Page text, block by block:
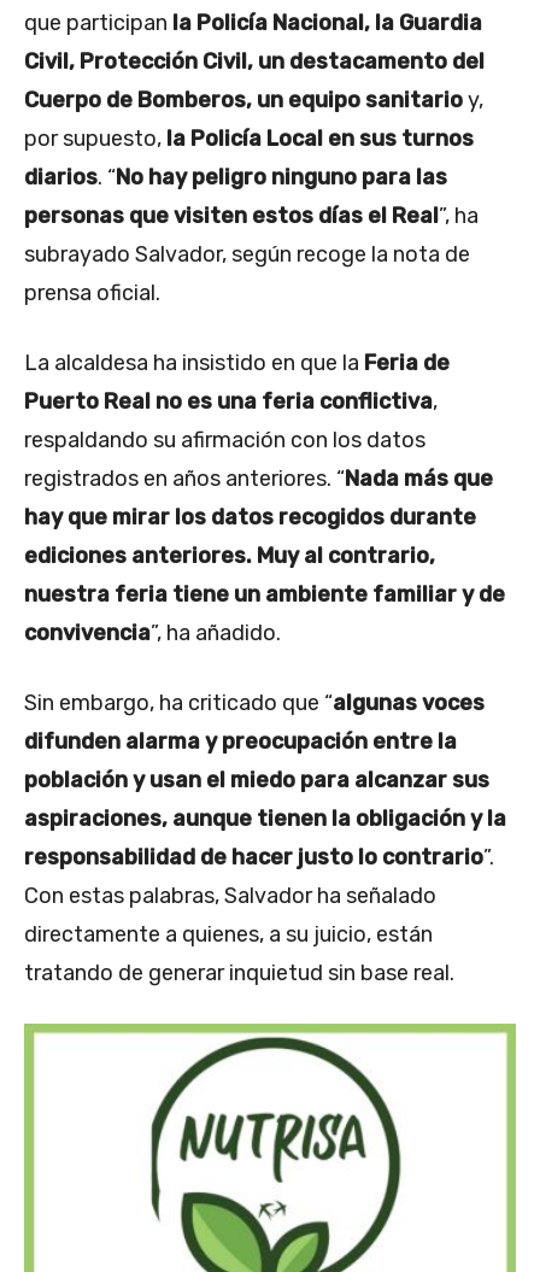
que participan la Policía Nacional, la Guardia
Civil, Protección Civil, un destacamento del
Cuerpo de Bomberos, un equipo sanitarioy,
por supuesto, la Policía Local en sus turnos
diarios. “No hay peligro ninguno para las
personas que visiten estos días el Real”, ha
subrayado Salvador, según recoge la nota de
prensa oficial.
La alcaldesa ha insistido en que la Feria de
Puerto Real no es una feria conflictiva,
respaldando su afirmación con los datos
registrados en años anteriores. “Nada más que
hay que mirar los datos recogidos durante
ediciones anteriores. Muy al contrario,
nuestra feria tiene un ambiente familiar y de
convivencia”, ha añadido.
Sin embargo, ha criticado que “algunas voces
difunden alarma y preocupación entre la
población y usan el miedo para alcanzar sus
aspiraciones, aunque tienen la obligación y la
responsabilidad de hacer justo lo contrario”.
Con estas palabras, Salvador ha señalado
directamente a quienes, a su juicio, están
tratando de generar inquietud sin base real.